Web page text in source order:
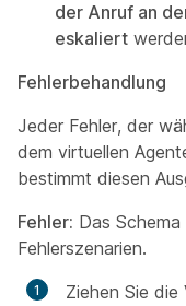
der Anruf an
eskaliert
Fehlerbehandlung
Jeder Fehler, der
dem virtuellen
bestimmt diesen
Fehler: Das
Fehlerszenarien.
Ziehen Sie die